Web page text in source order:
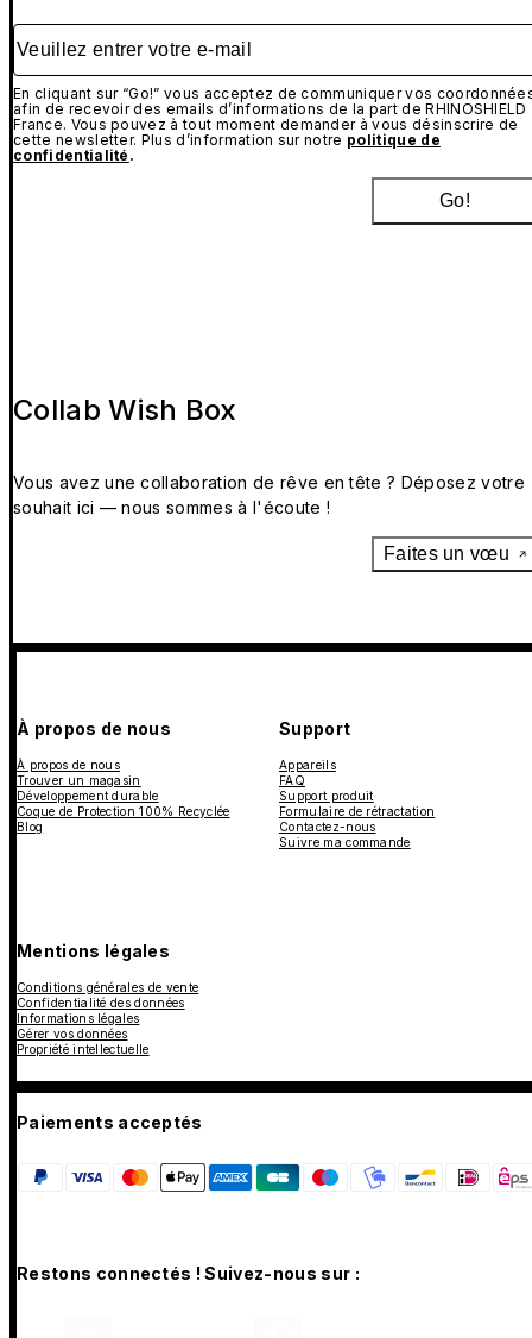
Veuillez entrer votre e-mail
En cliquant sur “Go!” vous acceptez de communiquer vos
afin de recevoir des emails d’informations de la part de RHINOSHIELD
France. Vous pouvez à tout moment demander à vous désinscrire de
cette newsletter. Plus d’information sur notre politique de
confidentialité .
Go!
Collab Wish Box
Vous avez une collaboration de rêve en tête ? Déposez votre
souhait ici — nous sommes à l'écoute !
Faites un vœu
À propos de nous
À propos de nous
Trouver un magasin
Développement durable
Coque de Protection 100% Recyclée
Blog
Support
Appareils
FAQ
Support produit
Formulaire de rétractation
Contactez-nous
Suivre ma commande
Mentions légales
Conditions générales de vente
Confidentialité des données
Informations légales
Gérer vos données
Propriété intellectuelle
Paiements acceptés
Restons connectés ! Suivez-nous sur :